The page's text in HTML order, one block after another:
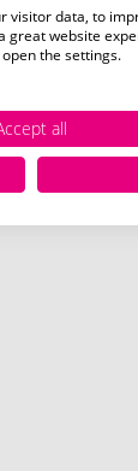
visitor data, to
great website
the settings.
all